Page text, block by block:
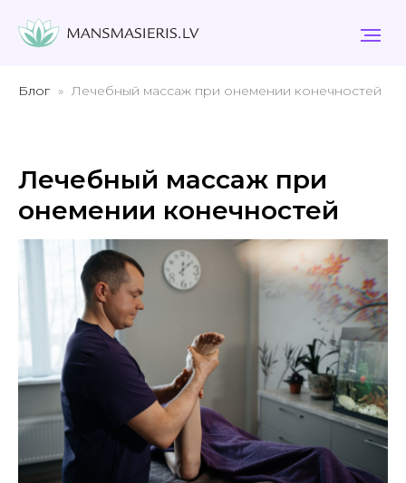
Блог Лечебный массаж при онемении конечностей
Лечебный массаж при
онемении конечностей